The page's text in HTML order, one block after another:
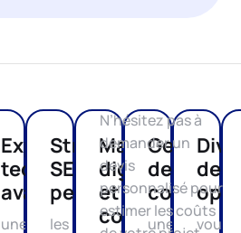
Expertise
technique
avancée
une
Stratégie
SEO
performante
les
Marketing
digital
et
conversion
Gestion
des
coûts
une
des
vous
N’hésitez pas à
demander un
devis
personnalisé pour
estimer les coûts